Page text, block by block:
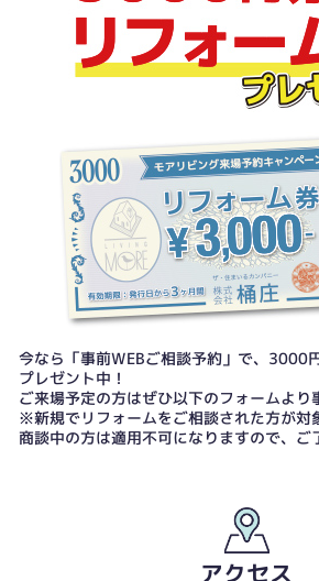
今なら「事前WEBご相談予約」で、3000
プレゼント中！
ご来場予定の方はぜひ以下のフォームより
※新規でリフォームをご相談された方が対
商談中の方は適用不可になりますので、ご
アクセス